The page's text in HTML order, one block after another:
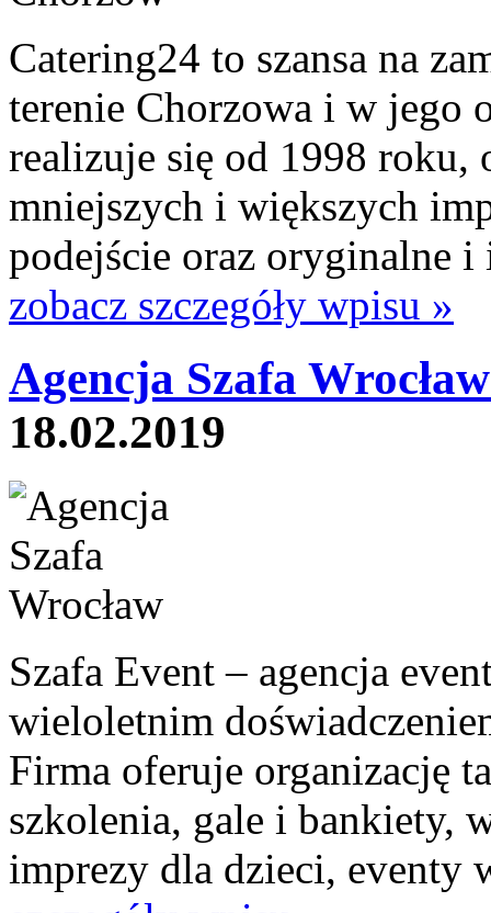
Catering24 to szansa na
terenie Chorzowa i w jego
realizuje się od 1998 roku,
mniejszych i większych
podejście oraz oryginalne
zobacz szczegóły wpisu »
Agencja Szafa
18.02.2019
Szafa Event – agencja
wieloletnim
Firma oferuje organizację
szkolenia, gale i bankiety,
imprezy dla dzieci, eventy